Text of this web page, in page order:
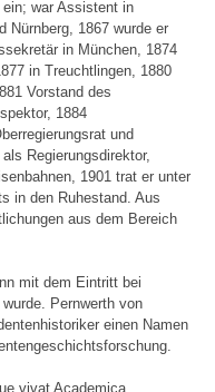
war Assistent in
Nürnberg, 1867 wurde er
in München, 1874
in Treuchtlingen, 1880
Vorstand des
1884
und
Regierungsdirektor,
1901 trat er unter
in den Ruhestand. Aus
aus dem Bereich
mit dem Eintritt bei
Pernwerth von
einen Namen
vivat Academica